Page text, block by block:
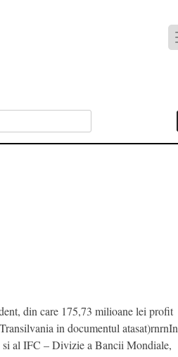
din care 175,73 milioane lei profit
in documentul atasat)rnrnIn
al IFC – Divizie a Bancii Mondiale,